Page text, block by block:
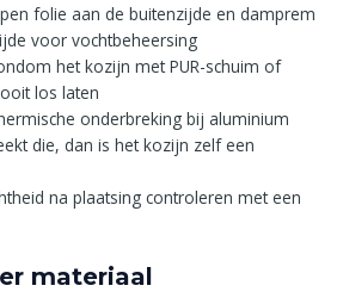
folie aan de buitenzijde en damprem
voor vochtbeheersing
het kozijn met PUR-schuim of
los laten
onderbreking bij aluminium
die, dan is het kozijn zelf een
na plaatsing controleren met een
materiaal